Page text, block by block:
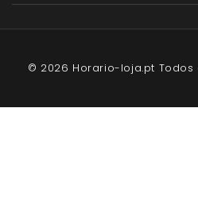
© 2026 Horario-loja.pt